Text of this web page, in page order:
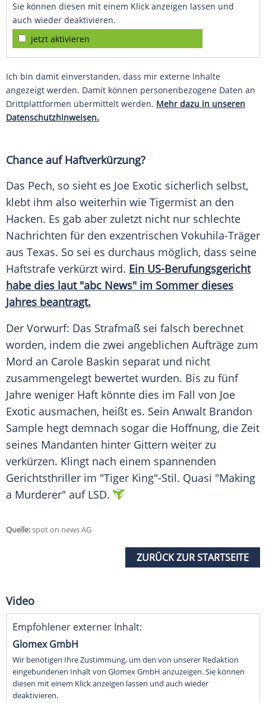
Sie können diesen mit einem Klick anzeigen lassen und
auch wieder deaktivieren.
jetzt aktivieren
Ich bin damit einverstanden, dass mir externe Inhalte
angezeigt werden. Damit können personenbezogene Daten an
Drittplattformen übermittelt werden. Mehr dazu in unseren
Datenschutzhinweisen.
Chance auf Haftverkürzung?
Das Pech, so sieht es Joe Exotic sicherlich selbst,
klebt ihm also weiterhin wie Tigermist an den
Hacken. Es gab aber zuletzt nicht nur schlechte
Nachrichten für den exzentrischen Vokuhila-Träger
aus Texas. So sei es durchaus möglich, dass seine
Haftstrafe verkürzt wird. Ein US-Berufungsgericht
habe dies laut "abc News" im Sommer dieses
Jahres beantragt.
Der Vorwurf: Das Strafmaß sei falsch berechnet
worden, indem die zwei angeblichen Aufträge zum
Mord an Carole Baskin separat und nicht
zusammengelegt bewertet wurden. Bis zu fünf
Jahre weniger Haft könnte dies im Fall von Joe
Exotic ausmachen, heißt es. Sein Anwalt Brandon
Sample hegt demnach sogar die Hoffnung, die Zeit
seines Mandanten hinter Gittern weiter zu
verkürzen. Klingt nach einem spannenden
Gerichtsthriller im "Tiger King"-Stil. Quasi "Making
a Murderer" auf LSD.
Quelle:spot on news AG
ZURÜCK ZUR STARTSEITE
Video
Empfohlener externer Inhalt:
Glomex GmbH
Wir benötigen Ihre Zustimmung, um den von unserer Redaktion
eingebundenen Inhalt von Glomex GmbH anzuzeigen. Sie können
diesen mit einem Klick anzeigen lassen und auch wieder
deaktivieren.